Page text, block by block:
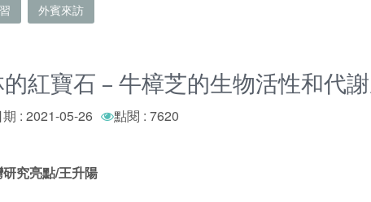
外賓來訪
紅寶石 – 牛樟芝的生物活性和代
期 : 2021-05-26 點閱 : 7620
究亮點/王升陽